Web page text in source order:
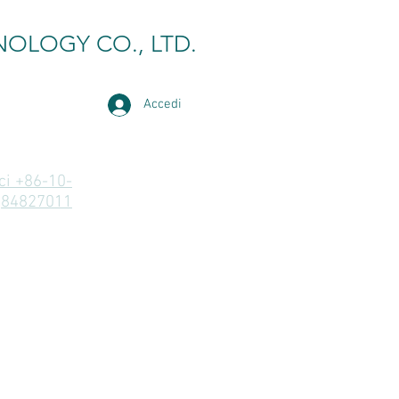
CO., LTD.
Accedi
+86-10-
84827011